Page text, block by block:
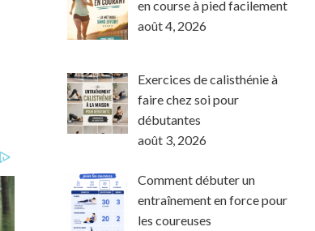
en course à pied facilement
août 4, 2026
Exercices de calisthénie à
faire chez soi pour
débutantes
août 3, 2026
Comment débuter un
entraînement en force pour
les coureuses